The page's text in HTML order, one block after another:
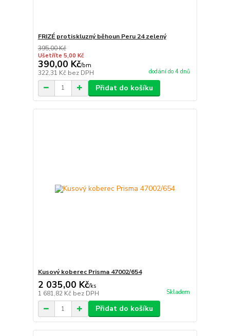
FRIZÉ protiskluzný běhoun Peru 24 zelený
395,00 Kč
Ušetříte 5,00 Kč
390,00 Kč/bm
322,31 Kč bez DPH dodání do 4 dnů
Přidat do košíku
Kusový koberec Prisma 47002/654
2 035,00 Kč/ks
1 681,82 Kč bez DPH Skladem
Přidat do košíku